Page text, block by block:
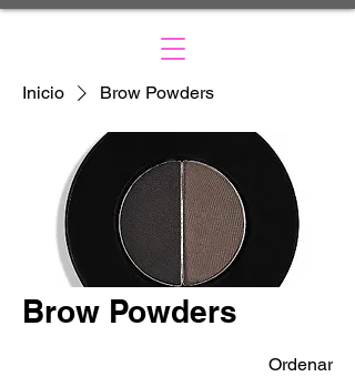
Inicio Brow Powders
Brow Powders
Ordenar